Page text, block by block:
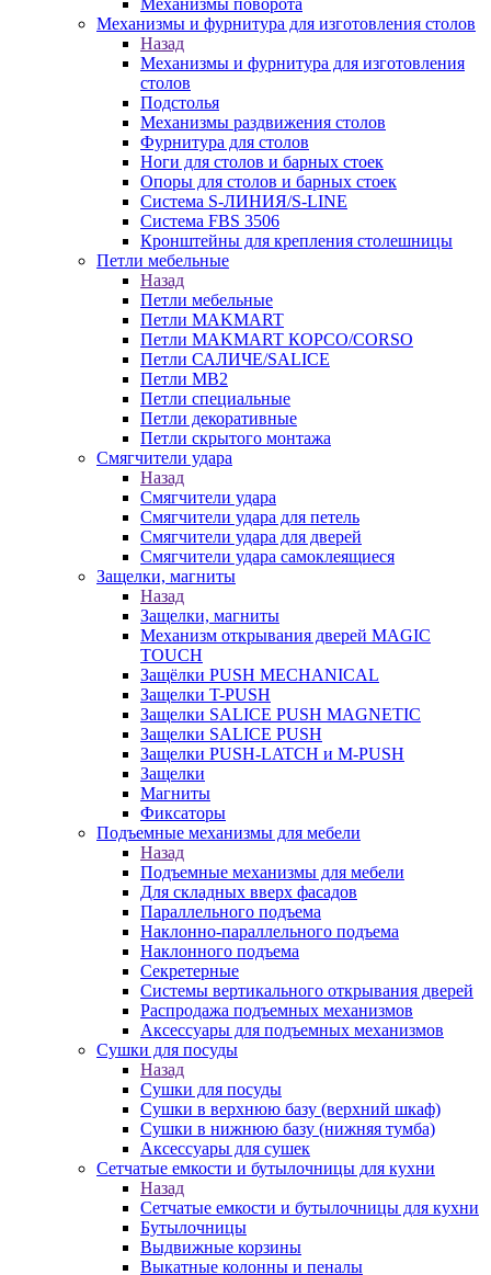
Механизмы поворота
Механизмы и фурнитура для изготовления столов
Назад
Механизмы и фурнитура для изготовления
столов
Подстолья
Механизмы раздвижения столов
Фурнитура для столов
Ноги для столов и барных стоек
Опоры для столов и барных стоек
Система S-ЛИНИЯ/S-LINE
Система FBS 3506
Кронштейны для крепления столешницы
Петли мебельные
Назад
Петли мебельные
Петли MAKMART
Петли MAKMART КОРСО/CORSO
Петли САЛИЧЕ/SALICE
Петли MB2
Петли специальные
Петли декоративные
Петли скрытого монтажа
Смягчители удара
Назад
Смягчители удара
Смягчители удара для петель
Смягчители удара для дверей
Cмягчители удара самоклеящиеся
Защелки, магниты
Назад
Защелки, магниты
Механизм открывания дверей MAGIC
TOUCH
Защёлки PUSH MECHANICAL
Защелки T-PUSH
Защелки SALICE PUSH MAGNETIC
Защелки SALICE PUSH
Защелки PUSH-LATCH и M-PUSH
Защелки
Магниты
Фиксаторы
Подъемные механизмы для мебели
Назад
Подъемные механизмы для мебели
Для складных вверх фасадов
Параллельного подъема
Наклонно-параллельного подъема
Наклонного подъема
Секретерные
Системы вертикального открывания дверей
Распродажа подъемных механизмов
Аксессуары для подъемных механизмов
Сушки для посуды
Назад
Сушки для посуды
Сушки в верхнюю базу (верхний шкаф)
Сушки в нижнюю базу (нижняя тумба)
Аксессуары для сушек
Сетчатые емкости и бутылочницы для кухни
Назад
Сетчатые емкости и бутылочницы для кухни
Бутылочницы
Выдвижные корзины
Выкатные колонны и пеналы